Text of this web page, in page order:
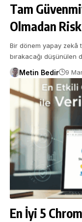
Tam
Olmadan
Bir dönem yapay zekâ
bırakacağı düşünülen
Metin Bedir 9
En İyi 5